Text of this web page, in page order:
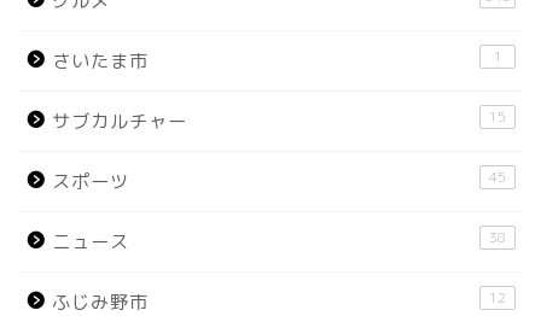
さいたま市 1
サブカルチャー 15
スポーツ 45
ニュース 38
ふじみ野市 12